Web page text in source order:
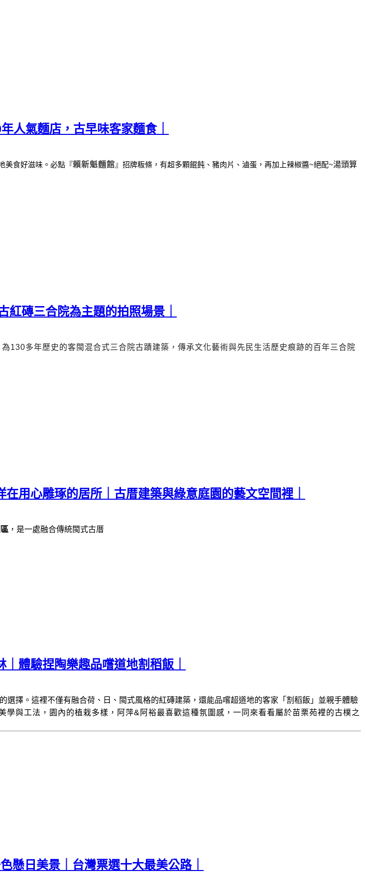
人氣麵店，古早味客家麵食｜
美食好滋味。 必點 『賴新魁麵館 』 招牌粄條， 有超多顆餛飩、豬肉片、滷蛋，再加上辣椒醬~絕配~湯頭算
紅磚三合院為主題的拍照場景｜
130多年歷史的客閩混合式三合院古蹟建築，傳承文化藝術與先民生活歷史痕跡的百年三合院
用心雕琢的居所｜古厝建築與綠意庭園的藝文空間裡｜
，是一處融合傳統閩式古厝
體驗捏陶樂趣品嚐道地割稻飯｜
選擇。這裡不僅有融合荷、日、閩式風格的紅磚建築，還能品嚐超道地的客家「割稻飯」並親手體驗
學與工法，園內的植栽多樣，阿萍&阿裕最喜歡這種氛圍感，一同來看看屬於苗栗苑裡的古樸之
懸日美景｜台灣票選十大最美公路｜